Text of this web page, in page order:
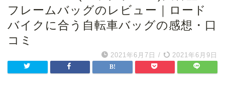
フレームバッグのレビュー｜ロード
バイクに合う自転車バッグの感想・口
コミ
2021年6月7日 / 2021年6月9日